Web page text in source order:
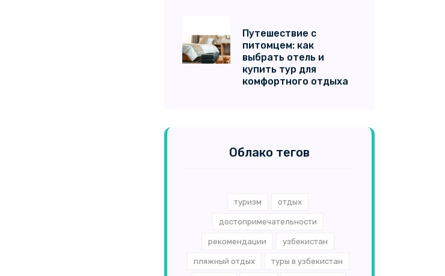
Путешествие с
питомцем: как
выбрать отель и
купить тур для
комфортного отдыха
Облако тегов
туризм отдых
достопримечательности
рекомендации узбекистан
пляжный отдых туры в узбекистан